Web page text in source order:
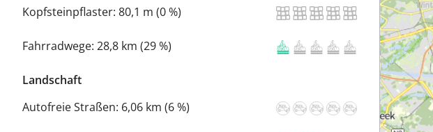
Kopfsteinpflaster: 80,1 m (0 %)
Fahrradwege: 28,8 km (29 %)
Landschaft
Autofreie Straßen: 6,06 km (6 %)